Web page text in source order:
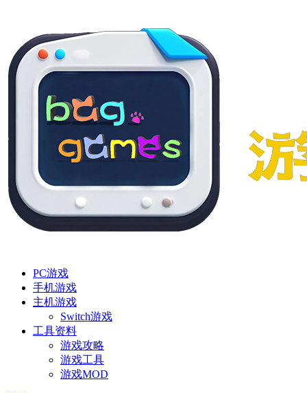
PC游戏
手机游戏
主机游戏
Switch游戏
工具资料
游戏攻略
游戏工具
游戏MOD